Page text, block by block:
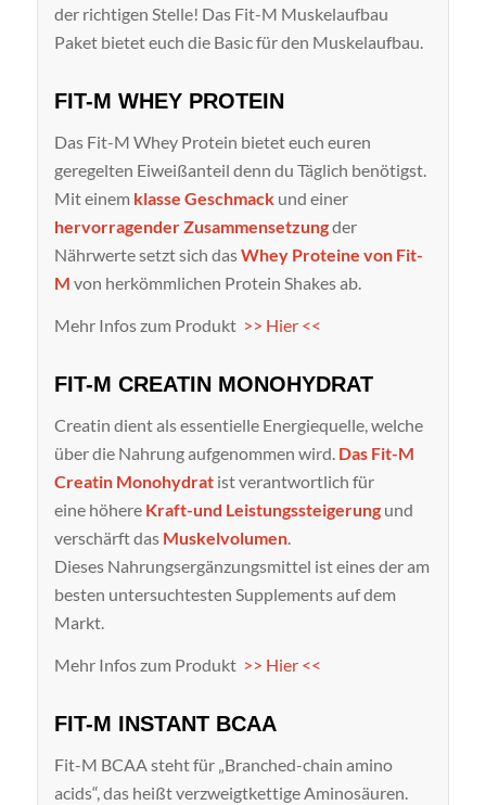
der richtigen Stelle! Das Fit-M Muskelaufbau
Paket bietet euch die Basic für den Muskelaufbau.
FIT-M WHEY PROTEIN
Das Fit-M Whey Protein bietet euch euren
geregelten Eiweißanteil denn du Täglich benötigst.
Mit einem klasse Geschmackund einer
hervorragender Zusammensetzungder
Nährwerte setzt sich dasWhey Proteine von Fit-
M von herkömmlichen Protein Shakes ab.
Mehr Infos zum Produkt >> Hier <<
FIT-M CREATIN MONOHYDRAT
Creatin dient als essentielle Energiequelle, welche
über die Nahrung aufgenommen wird. Das Fit-M
Creatin Monohydratist verantwortlich für
eine höhere Kraft-und Leistungssteigerung und
verschärft das Muskelvolumen.
Dieses Nahrungsergänzungsmittel ist eines der am
besten untersuchtesten Supplements auf dem
Markt.
Mehr Infos zum Produkt >> Hier <<
FIT-M INSTANT BCAA
Fit-M BCAA steht für „Branched-chain amino
acids“, das heißt verzweigtkettige Aminosäuren.